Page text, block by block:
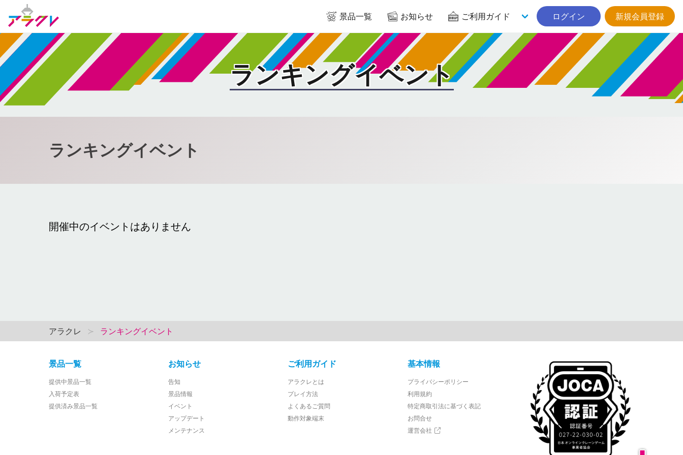
景品一覧 お知らせ ご利用ガイド ログイン 新規会員登録
ランキングイベント
ランキングイベント
開催中のイベントはありません
アラクレ ランキングイベント
景品一覧
提供中景品一覧
入荷予定表
提供済み景品一覧
お知らせ
告知
景品情報
イベント
アップデート
メンテナンス
ご利用ガイド
アラクレとは
プレイ方法
よくあるご質問
動作対象端末
基本情報
プライバシーポリシー
利用規約
特定商取引法に基づく表記
お問合せ
運営会社